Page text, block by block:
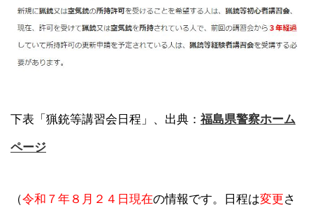
下表「猟銃等講習会日程」、出典： 福島県警察ホーム
ページ
（令和７年８月２４日現在の情報です。日程は変更さ